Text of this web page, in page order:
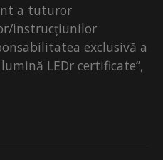
a tuturor
instrucțiunilor
exclusivă a
LEDr certificate”,